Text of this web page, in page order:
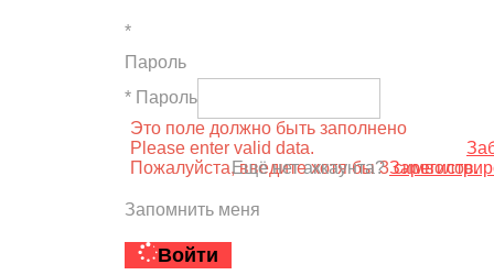
*
Пароль
* Пароль
Это поле должно быть заполнено
Please enter valid data.
Пожалуйста, введите хотя бы 3 символов.
Запомнить меня
Войти
Ещё нет аккаунта?